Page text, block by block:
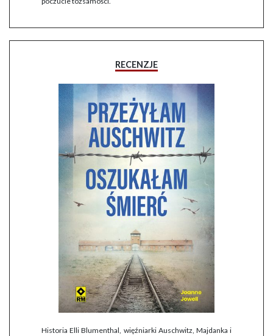
RECENZJE
Historia Elli Blumenthal, więźniarki Auschwitz, Majdanka i